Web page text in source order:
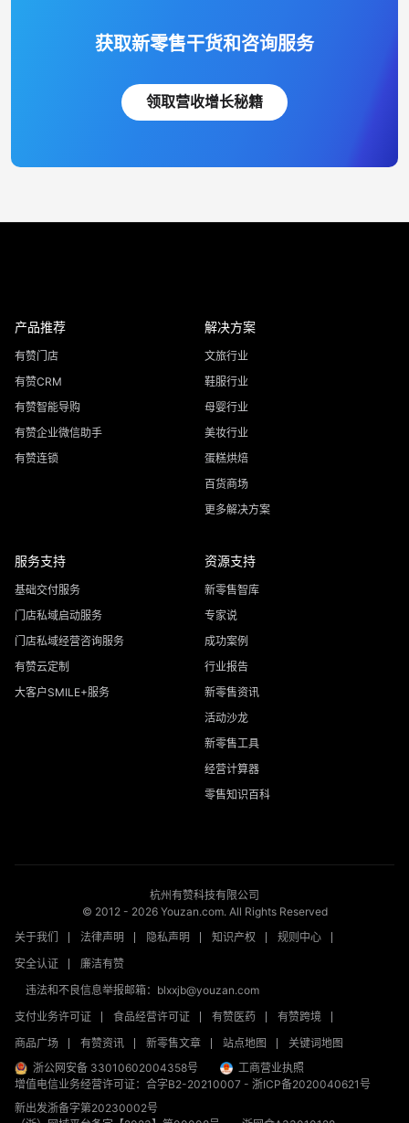
获取新零售干货和咨询服务
领取营收增长秘籍
产品推荐
有赞门店
有赞CRM
有赞智能导购
有赞企业微信助手
有赞连锁
解决方案
文旅行业
鞋服行业
母婴行业
美妆行业
蛋糕烘焙
百货商场
更多解决方案
服务支持
基础交付服务
门店私域启动服务
门店私域经营咨询服务
有赞云定制
大客户SMILE+服务
资源支持
新零售智库
专家说
成功案例
行业报告
新零售资讯
活动沙龙
新零售工具
经营计算器
零售知识百科
杭州有赞科技有限公司
© 2012 - 2026Youzan.com. All Rights Reserved
关于我们
法律声明 隐私声明 知识产权
规则中心
安全认证
廉洁有赞
违法和不良信息举报邮箱：blxxjb@youzan.com
支付业务许可证
食品经营许可证 有赞医药
有赞跨境
商品广场
有赞资讯 新零售文章 站点地图
关键词地图
浙公网安备 33010602004358号
工商营业执照
增值电信业务经营许可证：合字B2-20210007 - 浙ICP备2020040621号
新出发浙备字第20230002号